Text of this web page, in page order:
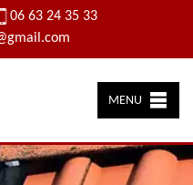
06 63 24 35 33
MENU